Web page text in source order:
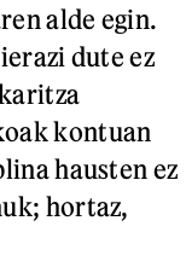
alde egin.
dute ez
kontuan
hausten ez
hortaz,